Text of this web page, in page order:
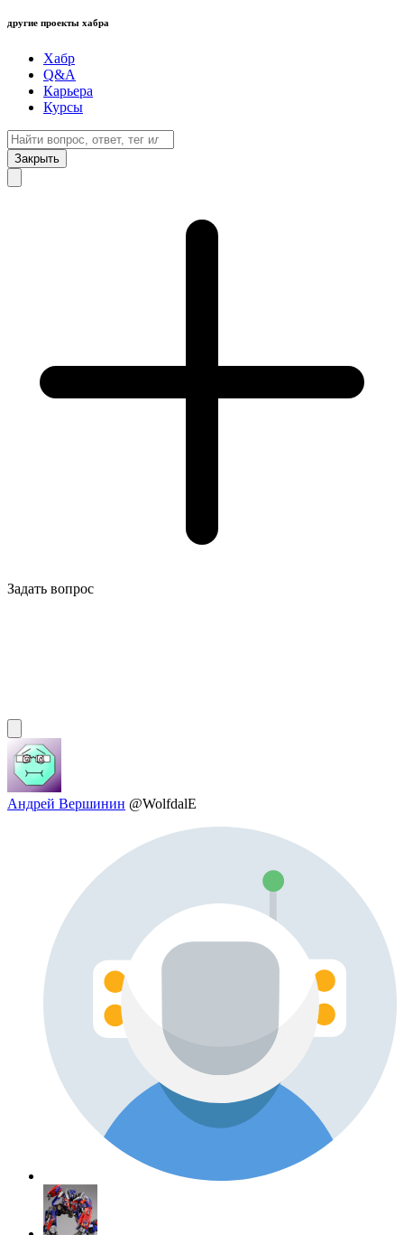
другие проекты хабра
Хабр
Q&A
Карьера
Курсы
Закрыть
Задать вопрос
Андрей Вершинин @WolfdalE